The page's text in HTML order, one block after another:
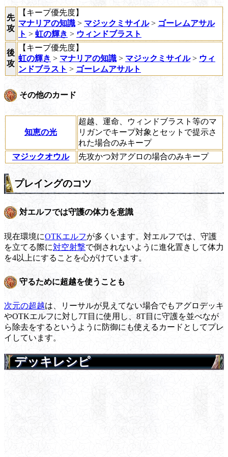
先
攻
【キープ優先度】
マナリアの知識 > マジックミサイル> ゴーレムアサル
ト > 虹の輝き > ウィンドブラスト
後
攻
【キープ優先度】
虹の輝き > マナリアの知識 > マジックミサイル> ウィ
ンドブラスト > ゴーレムアサルト
その他のカード
知恵の光
超越、運命、ウィンドブラスト等のマ
リガンでキープ対象とセットで提示さ
れた場合のみキープ
マジックオウル
先攻かつ対アグロの場合のみキープ
プレイングのコツ
対エルフでは守護の体力を意識
現在環境にOTKエルフが多くいます。対エルフでは、守護
を立てる際に対空射撃で倒されないように進化置きして体力
を4以上にすることを心がけています。
守るために超越を使うことも
次元の超越は、リーサルが見えてない場合でもアグロデッキ
やOTKエルフに対し7T目に使用し、8T目に守護を並べなが
ら除去をするというように防御にも使えるカードとしてプレ
イしています。
デッキレシピ